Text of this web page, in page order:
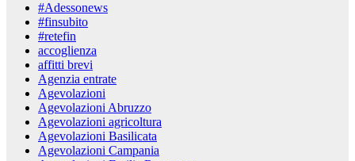
#Adessonews
#finsubito
#retefin
accoglienza
affitti brevi
Agenzia entrate
Agevolazioni
Agevolazioni Abruzzo
Agevolazioni agricoltura
Agevolazioni Basilicata
Agevolazioni Campania